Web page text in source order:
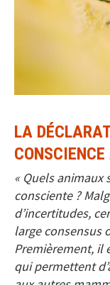
LA
« Quels animaux
consciente ?
d’incertitudes,
large consensus
Premièrement, il
qui permettent